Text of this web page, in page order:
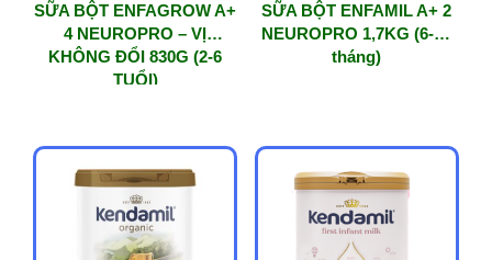
SỮA BỘT ENFAGROW A+
4 NEUROPRO – VỊ
KHÔNG ĐỔI 830G (2-6
TUỔI)
SỮA BỘT ENFAMIL A+ 2
NEUROPRO 1,7KG (6-12
tháng)